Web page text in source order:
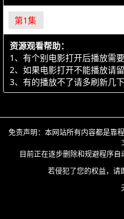
第1集
资源观看帮助：
1、有个别电影打开后播放需要
2、如果电影打开不能播放请
3、有的播放不了请多刷新几下
免责声明：本网站所有内容都是靠
目前正在逐步删除和规避程序自
若侵犯了您的权益，请